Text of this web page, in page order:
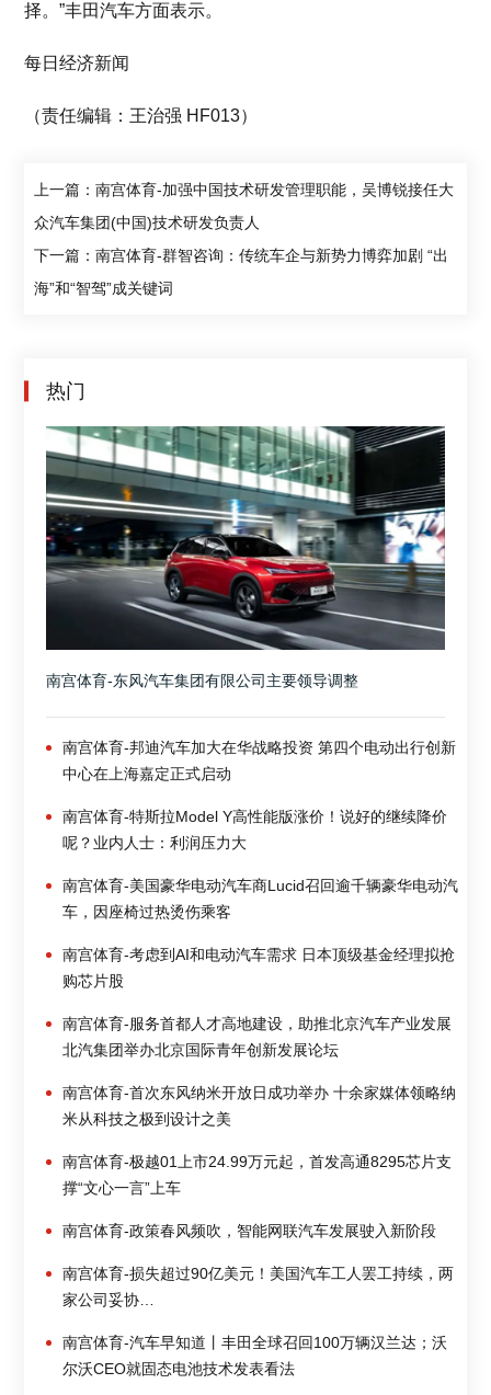
择。”丰田汽车方面表示。
每日经济新闻
（责任编辑：王治强 HF013）
上一篇：南宫体育-加强中国技术研发管理职能，吴博锐接任大
众汽车集团(中国)技术研发负责人
下一篇：南宫体育-群智咨询：传统车企与新势力博弈加剧 “出
海”和“智驾”成关键词
热门
南宫体育-东风汽车集团有限公司主要领导调整
南宫体育-邦迪汽车加大在华战略投资 第四个电动出行创新
中心在上海嘉定正式启动
南宫体育-特斯拉Model Y高性能版涨价！说好的继续降价
呢？业内人士：利润压力大
南宫体育-美国豪华电动汽车商Lucid召回逾千辆豪华电动汽
车，因座椅过热烫伤乘客
南宫体育-考虑到AI和电动汽车需求 日本顶级基金经理拟抢
购芯片股
南宫体育-服务首都人才高地建设，助推北京汽车产业发展
北汽集团举办北京国际青年创新发展论坛
南宫体育-首次东风纳米开放日成功举办 十余家媒体领略纳
米从科技之极到设计之美
南宫体育-极越01上市24.99万元起，首发高通8295芯片支
撑“文心一言”上车
南宫体育-政策春风频吹，智能网联汽车发展驶入新阶段
南宫体育-损失超过90亿美元！美国汽车工人罢工持续，两
家公司妥协…
南宫体育-汽车早知道丨丰田全球召回100万辆汉兰达；沃
尔沃CEO就固态电池技术发表看法